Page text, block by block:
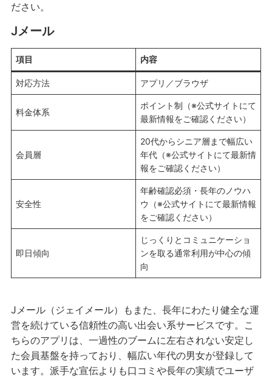
ださい。
Jメール
項目 内容
対応方法 アプリ／ブラウザ
料金体系
ポイント制（※公式サイトにて
最新情報をご確認ください）
会員層
20代からシニア層まで幅広い
年代（※公式サイトにて最新情
報をご確認ください）
安全性
年齢確認必須・長年のノウハ
ウ（※公式サイトにて最新情報
をご確認ください）
即日傾向
じっくりとコミュニケーショ
ンを取る通常利用が中心の傾
向
Jメール（ジェイメール）もまた、長年にわたり健全な運
営を続けている信頼性の高い出会い系サービスです。こ
ちらのアプリは、一過性のブームに左右されない安定し
た会員基盤を持っており、幅広い年代の男女が登録して
います。派手な宣伝よりも口コミや長年の実績でユーザ